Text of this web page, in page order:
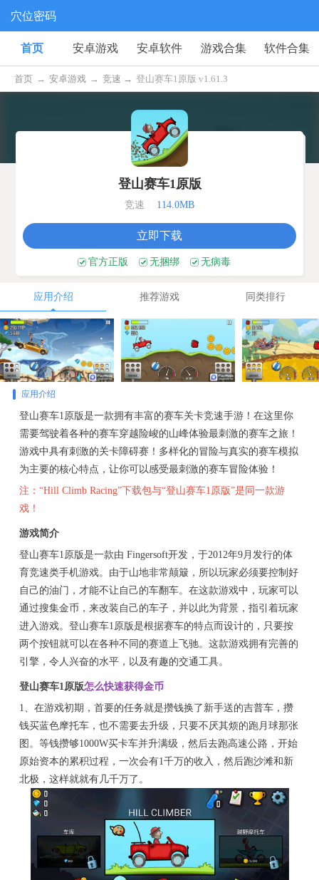
穴位密码
首页 安卓游戏 安卓软件 游戏合集 软件合集
首页 → 安卓游戏 → 竞速 → 登山赛车1原版 v1.61.3
登山赛车1原版
竞速 114.0MB
立即下载
官方正版 无捆绑 无病毒
应用介绍 推荐游戏 同类排行
应用介绍
登山赛车1原版是一款拥有丰富的赛车关卡竞速手游！在这里你
需要驾驶着各种的赛车穿越险峻的山峰体验最刺激的赛车之旅！
游戏中具有刺激的关卡障碍赛！多样化的冒险与真实的赛车模拟
为主要的核心特点，让你可以感受最刺激的赛车冒险体验！
注：“Hill Climb Racing”下载包与“登山赛车1原版”是同一款游
戏！
游戏简介
登山赛车1原版是一款由 Fingersoft开发，于2012年9月发行的体
育竞速类手机游戏。由于山地非常颠簸，所以玩家必须要控制好
自己的油门，才能不让自己的车翻车。在这款游戏中，玩家可以
通过搜集金币，来改装自己的车子，并以此为背景，指引着玩家
进入游戏。登山赛车1原版是根据赛车的特点而设计的，只要按
两个按钮就可以在各种不同的赛道上飞驰。这款游戏拥有完善的
引擎，令人兴奋的水平，以及有趣的交通工具。
登山赛车1原版怎么快速获得金币
1、在游戏初期，首要的任务就是攒钱换了新手送的吉普车，攒
钱买蓝色摩托车，也不需要去升级，只要不厌其烦的跑月球那张
图。等钱攒够1000W买卡车并升满级，然后去跑高速公路，开始
原始资本的累积过程，一次会有1千万的收入，然后跑沙滩和新
北极，这样就就有几千万了。